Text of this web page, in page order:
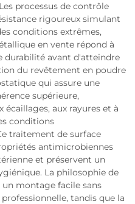
processus de contrôle
rigoureux simulant
conditions extrêmes,
en vente répond à
durabilité avant d'atteindre
du revêtement en poudre
qui assure une
supérieure,
aux rayures et à
conditions
traitement de surface
antimicrobiennes
et préservent un
La philosophie de
montage facile sans
tandis que la